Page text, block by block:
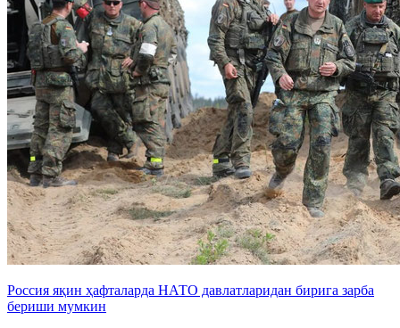
Россия яқин ҳафталарда НАТО давлатларидан бирига зарба
бериши мумкин